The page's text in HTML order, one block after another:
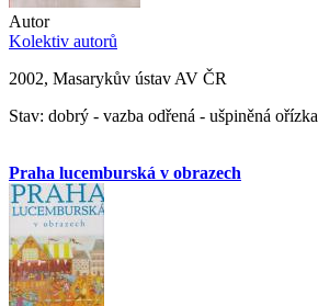
Autor
Kolektiv autorů
2002, Masarykův ústav AV ČR
Stav: dobrý - vazba odřená - ušpiněná ořízka
Praha lucemburská v obrazech